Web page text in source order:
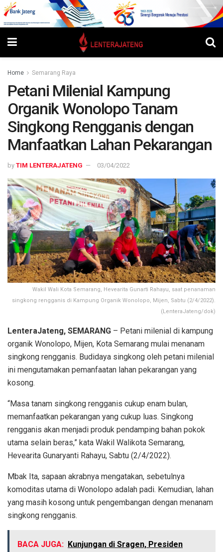
Home Semarang Raya
Petani Milenial Kampung
Organik Wonolopo Tanam
Singkong Rengganis dengan
Manfaatkan Lahan Pekarangan
by TIM LENTERAJATENG 03/04/2022
Wakil Wali Kota Semarang, Hevearita Gunarti Rahayu, saat penanaman
singkong rengganis di Kampung Organik Wonolopo, Mijen, Sabtu (2/4/2022).
(LenteraJateng/dok)
LenteraJateng, SEMARANG – Petani milenial di kampung
organik Wonolopo, Mijen, Kota Semarang mulai menanam
singkong rengganis. Budidaya singkong oleh petani milenial
ini mengutamakan pemanfaatan lahan pekarangan yang
kosong.
“Masa tanam singkong rengganis cukup enam bulan,
memanfaatkan pekarangan yang cukup luas. Singkong
rengganis akan menjadi produk pendamping bahan pokok
utama selain beras,” kata Wakil Walikota Semarang,
Hevearita Gunaryanti Rahayu, Sabtu (2/4/2022).
Mbak Ita, sapaan akrabnya mengatakan, sebetulnya
komoditas utama di Wonolopo adalah padi. Kemudian, lahan
yang masih kosong untuk pengembangan dengan menanam
singkong rengganis.
BACA JUGA: Kunjungan di Sragen, Presiden